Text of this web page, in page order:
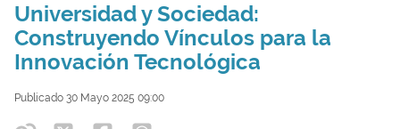
Universidad y Sociedad:
Construyendo Vínculos para la
Innovación Tecnológica
Publicado 30 Mayo 2025 09:00